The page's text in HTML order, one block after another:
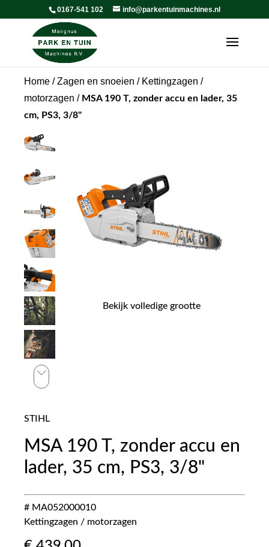
0167-541 102 info@parkentuinmachines.nl
Home /Zagen en snoeien / Kettingzagen /
motorzagen / MSA 190 T, zonder accu en lader, 35
cm, PS3, 3/8"
Bekijk volledige grootte
STIHL
MSA 190 T, zonder accu en
lader, 35 cm, PS3, 3/8"
# MA052000010
Kettingzagen / motorzagen